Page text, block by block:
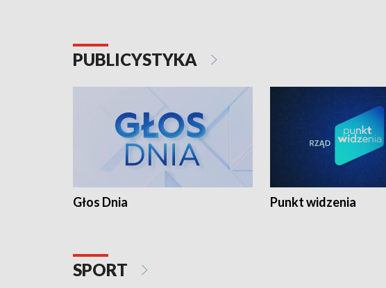
PUBLICYSTYKA
Głos Dnia Punkt widzenia
SPORT